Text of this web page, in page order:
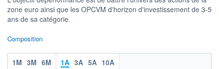
03/12 08/04 05/08
zone euro ainsi que les OPCVM d'horizon d'investissement de 3-5
ans de sa catégorie.
Composition
1M 3M 6M 1A 3A 5A 10A